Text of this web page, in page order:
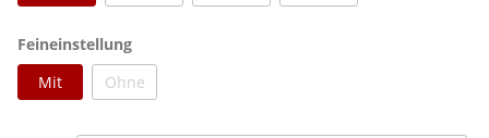
Feineinstellungauswählen
Mit
Ohne(Diese Option ist zurzeit nicht verfügbar.)